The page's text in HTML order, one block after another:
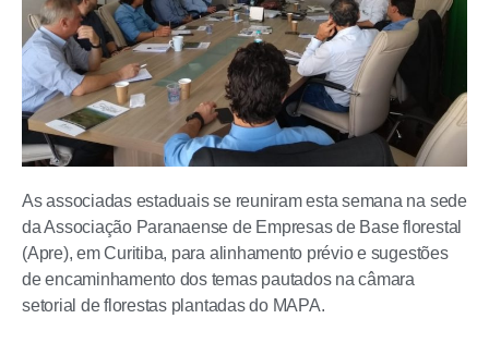
As associadas estaduais se reuniram esta semana na sede
da Associação Paranaense de Empresas de Base florestal
(Apre), em Curitiba, para alinhamento prévio e sugestões
de encaminhamento dos temas pautados na câmara
setorial de florestas plantadas do MAPA.